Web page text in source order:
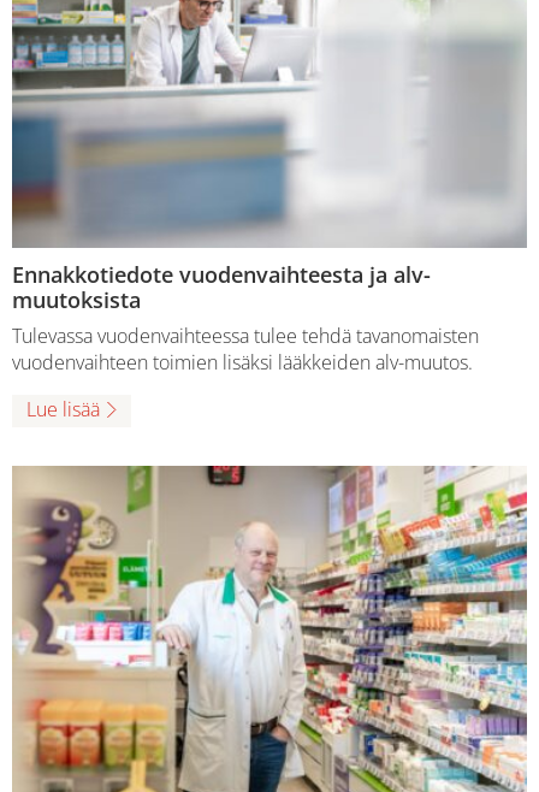
Ennakkotiedote vuodenvaihteesta ja alv-
muutoksista
Tulevassa vuodenvaihteessa tulee tehdä tavanomaisten
vuodenvaihteen toimien lisäksi lääkkeiden alv-muutos.
Lue lisää